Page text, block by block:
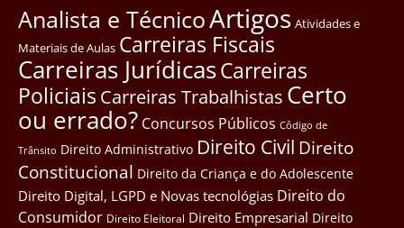
Analista e TécnicoArtigos Atividades e
Materiais de Aulas Carreiras Fiscais
Carreiras JurídicasCarreiras
Policiais Carreiras Trabalhistas Certo
ou errado? Concursos Públicos Côdigo de
Trânsito Direito Administrativo Direito Civil Direito
Constitucional Direito da Criança e do Adolescente
Direito Digital, LGPD e Novas tecnológias Direito do
Consumidor Direito Eleitoral Direito Empresarial Direito